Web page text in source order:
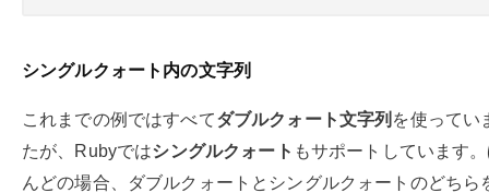
シングルクォート内の文字列
これまでの例ではすべてダブルクォート文字列 を使ってい
たが、Rubyではシングルクォート もサポートしています
んどの場合、ダブルクォートとシングルクォートのどちら